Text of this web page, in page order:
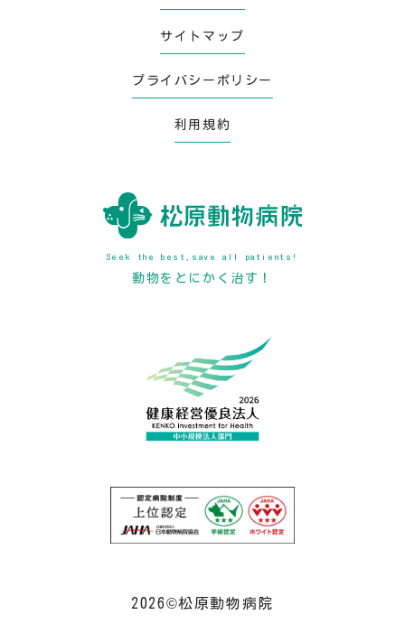
サイトマップ
プライバシーポリシー
利用規約
Seek the best,save all patients!
動物をとにかく治す！
2026©松原動物病院